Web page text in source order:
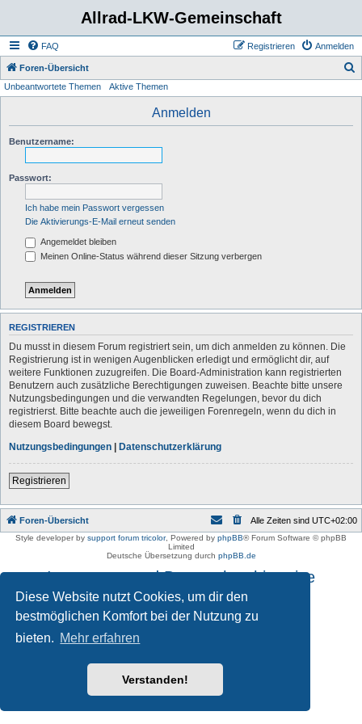
Diese Website nutzt Cookies, um dir den
bestmöglichen Komfort bei der Nutzung zu
bieten. Mehr erfahren
Verstanden!
Allrad-LKW-Gemeinschaft
FAQ Anmelden
Registrieren
Foren-Übersicht
Unbeantwortete Themen Aktive Themen
Anmelden
Benutzername:
Passwort:
Ich habe mein Passwort vergessen
Die Aktivierungs-E-Mail erneut senden
Angemeldet bleiben
Meinen Online-Status während dieser Sitzung verbergen
REGISTRIEREN
Du musst in diesem Forum registriert sein, um dich anmelden zu können. Die
Registrierung ist in wenigen Augenblicken erledigt und ermöglicht dir, auf
weitere Funktionen zuzugreifen. Die Board-Administration kann registrierten
Benutzern auch zusätzliche Berechtigungen zuweisen. Beachte bitte unsere
Nutzungsbedingungen und die verwandten Regelungen, bevor du dich
registrierst. Bitte beachte auch die jeweiligen Forenregeln, wenn du dich in
diesem Board bewegst.
Nutzungsbedingungen | Datenschutzerklärung
Registrieren
Foren-Übersicht Alle Zeiten sind UTC+02:00
Style developer by support forum tricolor, Powered by phpBB® Forum Software © phpBB
Limited
Deutsche Übersetzung durch phpBB.de
Impressum und Datenschutzhinweise